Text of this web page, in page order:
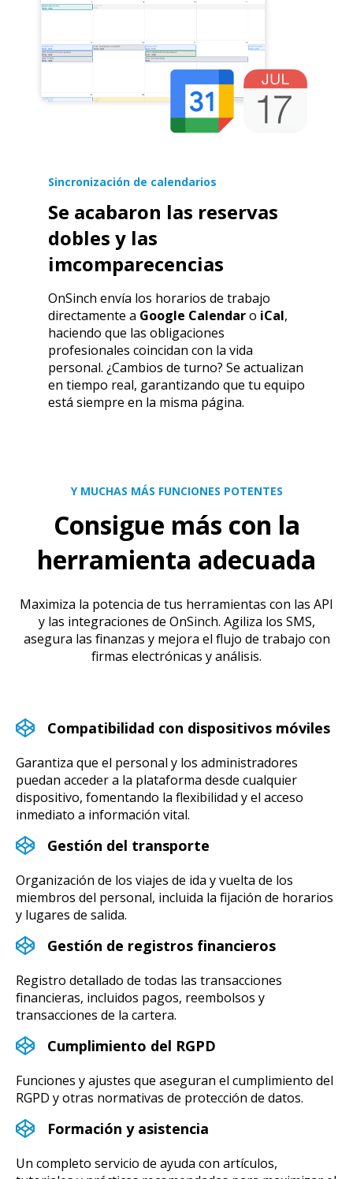
Sincronización de calendarios
Se acabaron las reservas
dobles y las
imcomparecencias
OnSinch envía los horarios de trabajo
directamente a Google Calendaro iCal,
haciendo que las obligaciones
profesionales coincidan con la vida
personal. ¿Cambios de turno? Se actualizan
en tiempo real, garantizando que tu equipo
está siempre en la misma página.
Y MUCHAS MÁS FUNCIONES POTENTES
Consigue más con la
herramienta adecuada
Maximiza la potencia de tus herramientas con las API
y las integraciones de OnSinch. Agiliza los SMS,
asegura las finanzas y mejora el flujo de trabajo con
firmas electrónicas y análisis.
Compatibilidad con dispositivos móviles
Garantiza que el personal y los administradores
puedan acceder a la plataforma desde cualquier
dispositivo, fomentando la flexibilidad y el acceso
inmediato a información vital.
Gestión del transporte
Organización de los viajes de ida y vuelta de los
miembros del personal, incluida la fijación de horarios
y lugares de salida.
Gestión de registros financieros
Registro detallado de todas las transacciones
financieras, incluidos pagos, reembolsos y
transacciones de la cartera.
Cumplimiento del RGPD
Funciones y ajustes que aseguran el cumplimiento del
RGPD y otras normativas de protección de datos.
Formación y asistencia
Un completo servicio de ayuda con artículos,